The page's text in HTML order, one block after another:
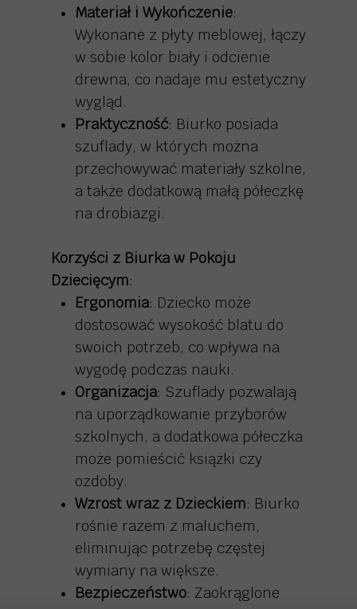
Materiał i Wykończenie:
Wykonane z płyty meblowej, łączy
w sobie kolor biały i odcienie
drewna, co nadaje mu estetyczny
wygląd.
Praktyczność: Biurko posiada
szuflady, w których można
przechowywać materiały szkolne,
a także dodatkową małą półeczkę
na drobiazgi.
Korzyści z Biurka w Pokoju
Dziecięcym:
Ergonomia: Dziecko może
dostosować wysokość blatu do
swoich potrzeb, co wpływa na
wygodę podczas nauki.
Organizacja: Szuflady pozwalają
na uporządkowanie przyborów
szkolnych, a dodatkowa półeczka
może pomieścić książki czy
ozdoby.
Wzrost wraz z Dzieckiem: Biurko
rośnie razem z maluchem,
eliminując potrzebę częstej
wymiany na większe.
Bezpieczeństwo: Zaokrąglone